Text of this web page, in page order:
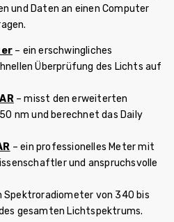
und Daten an einen Computer
– ein erschwingliches
Überprüfung des Lichts auf
– misst den erweiterten
nm und berechnet das Daily
– ein professionelles Meter mit
und anspruchsvolle
Spektroradiometer von 340 bis
gesamten Lichtspektrums.